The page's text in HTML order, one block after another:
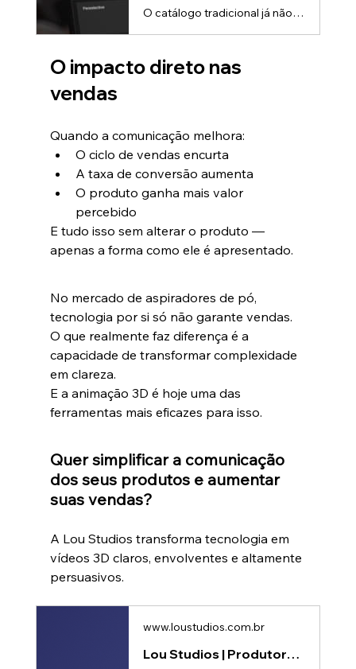
O catálogo tradicional já não cumpre sozinho o papel de convencer.PDFs estáticos, imagens técnicas e listas de especificações são importantes — mas não criam impacto suficiente em um mercado cada vez mais visual e competitivo.É por isso que empresas estão transformando seus catálogos digitais com animação 3D de produto.O novo papel do catálogo digitalHoje, o catálogo não é apenas um material informativo.Ele é uma ferramenta de vendas.Gerentes comerciais e equipes de marketing utilizam catálogos
O impacto direto nas
vendas
Quando a comunicação melhora:
O ciclo de vendas encurta
A taxa de conversão aumenta
O produto ganha mais valor
percebido
E tudo isso sem alterar o produto —
apenas a forma como ele é apresentado.
No mercado de aspiradores de pó,
tecnologia por si só não garante vendas.
O que realmente faz diferença é a
capacidade de transformar complexidade
em clareza.
E a animação 3D é hoje uma das
ferramentas mais eficazes para isso.
Quer simplificar a comunicação
dos seus produtos e aumentar
suas vendas?
A Lou Studios transforma tecnologia em
vídeos 3D claros, envolventes e altamente
persuasivos.
www.loustudios.com.br
Lou Studios | Produtora de vídeos